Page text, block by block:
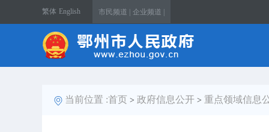
繁体 English 市民频道 | 企业频道 |
当前位置 :首页 > 政府信息公开 > 重点领域信息